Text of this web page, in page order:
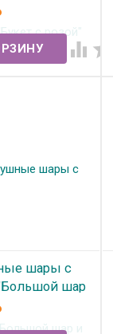
 
шары с
шар
№322